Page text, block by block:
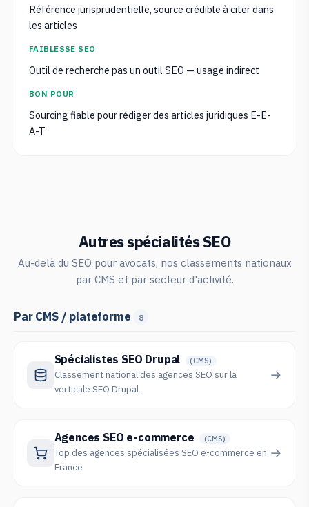
Référence jurisprudentielle, source crédible à citer dans
les articles
FAIBLESSE SEO
Outil de recherche pas un outil SEO — usage indirect
BON POUR
Sourcing fiable pour rédiger des articles juridiques E-E-
A-T
Autres spécialités SEO
Au-delà du SEO pour avocats, nos classements nationaux
par CMS et par secteur d'activité.
Par CMS / plateforme 8
Spécialistes SEO Drupal (CMS)
Classement national des agences SEO sur la
verticale SEO Drupal
→
Agences SEO e-commerce (CMS)
Top des agences spécialisées SEO e-commerce en
France
→